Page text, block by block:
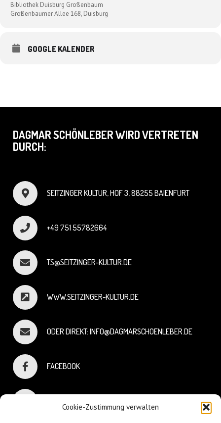
Cookie-Zustimmung verwalten
Bibliothek Duisburg Großenbaum
Großenbaumer Allee 168, Duisburg
GOOGLE KALENDER
DAGMAR SCHÖNLEBER WIRD VERTRETEN
DURCH:
SEITZINGER KULTUR, HOF 3, 88255 BAIENFURT
+49 751 55782664
TS@SEITZINGER-KULTUR.DE
WWW.SEITZINGER-KULTUR.DE
ODER DIREKT: INFO@DAGMARSCHOENLEBER.DE
FACEBOOK